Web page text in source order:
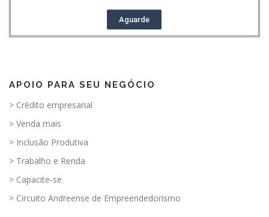
Aguarde
APOIO PARA SEU NEGÓCIO
> Crédito empresarial
> Venda mais
> Inclusão Produtiva
> Trabalho e Renda
> Capacite-se
> Circuito Andreense de Empreendedorismo